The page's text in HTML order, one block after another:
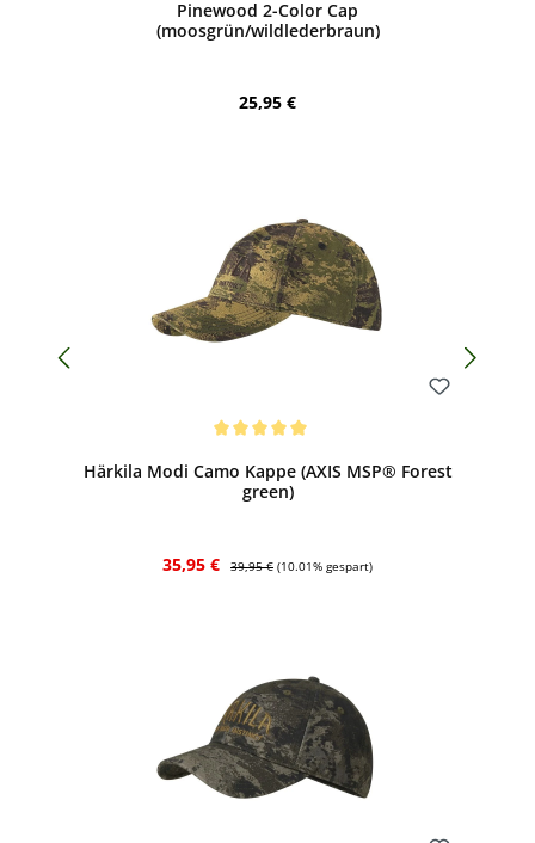
Pinewood 2-Color Cap
(moosgrün/wildlederbraun)
Regulärer Preis:
25,95 €
Härkila Modi Camo Kappe (AXIS MSP® Forest
green)
Verkaufspreis:
35,95 € 39,95 € (10.01% gespart)